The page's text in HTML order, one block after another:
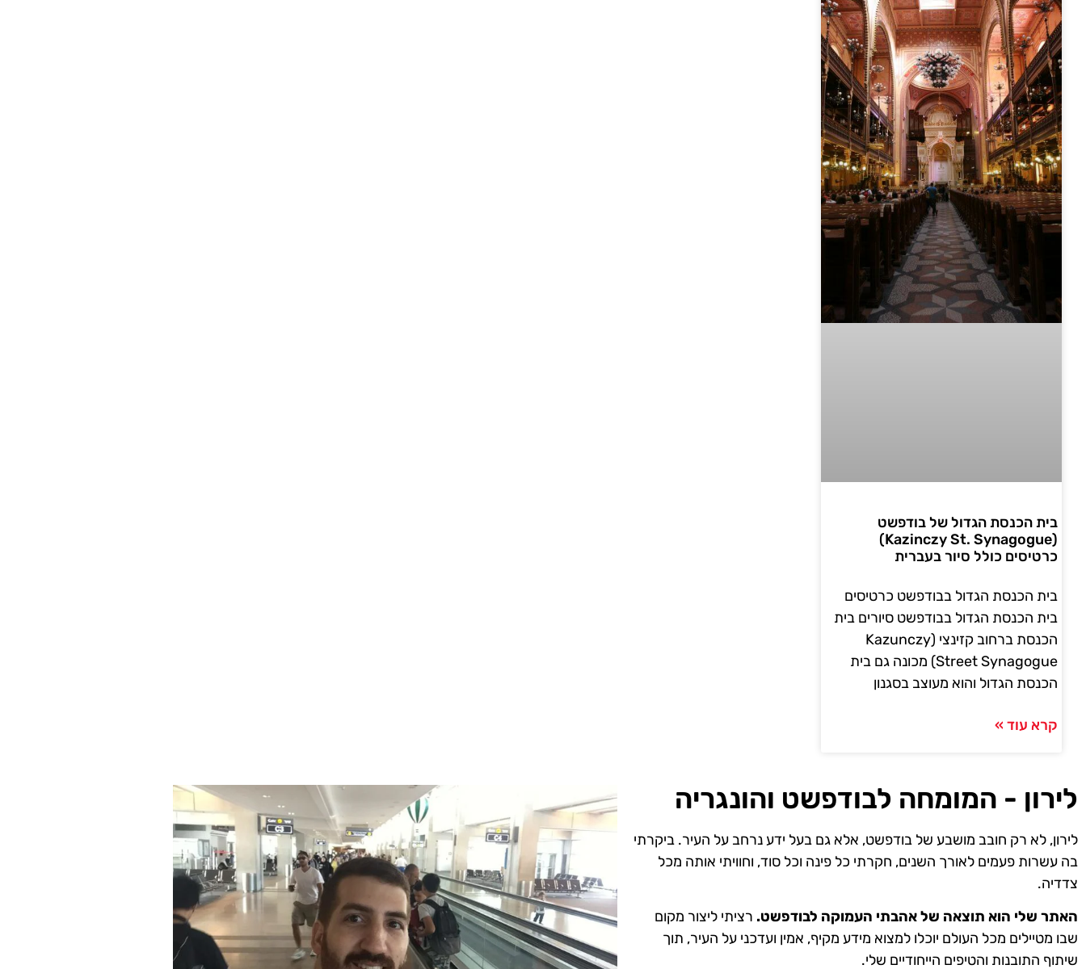
בית הכנסת הגדול של בודפשט
(Kazinczy St. Synagogue)
כרטיסים כולל סיור בעברית
בית הכנסת הגדול בבודפשט כרטיסים
בית הכנסת הגדול בבודפשט סיורים בית
הכנסת ברחוב קזינצי (Kazunczy
Street Synagogue) מכונה גם בית
הכנסת הגדול והוא מעוצב בסגנון
קרא עוד »
לירון - המומחה לבודפשט והונגריה
לירון, לא רק חובב מושבע של בודפשט, אלא גם בעל ידע נרחב על העיר. ביקרתי
בה עשרות פעמים לאורך השנים, חקרתי כל פינה וכל סוד, וחוויתי אותה מכל
צדדיה.
האתר שלי הוא תוצאה של אהבתי העמוקה לבודפשט. רציתי ליצור מקום
שבו מטיילים מכל העולם יוכלו למצוא מידע מקיף, אמין ועדכני על העיר, תוך
שיתוף התובנות והטיפים הייחודיים שלי.